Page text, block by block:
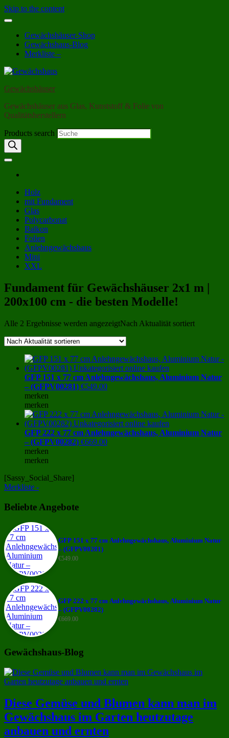
Skip to the content
Gewächshäuser-Shop
Gewächshaus-Blog
Merkliste –
Gewächshäuser
Gewächshäuser aus Glas, Kunststoff & Folie von
Qualitätsherstellern
Products search
Holz
mit Fundament
Glas
Polycarbonat
Balkon
Folien
Anlehngewächshaus
Mini
XXL
Fundament für Gewächshäuser 2x1 m |
200x100 cm - die besten Modelle!
Alle 2 Ergebnisse werden angezeigtNach Aktualität sortiert
GFP 151 x 77 cm Anlehngewächshaus, Aluminium Natur
– (GFPV00281) €549.00
merken
merken
GFP 222 x 77 cm Anlehngewächshaus, Aluminium Natur
– (GFPV00282) €669.00
merken
merken
[Sassy_Social_Share]
Merkliste -
Beliebte Angebote
GFP 151 x 77 cm Anlehngewächshaus, Aluminium Natur
– (GFPV00281)
€549.00
GFP 222 x 77 cm Anlehngewächshaus, Aluminium Natur
– (GFPV00282)
€669.00
Gewächshaus-Blog
Diese Gemüse und Blumen kann man im
Gewächshaus im Garten heutzutage
anbauen und ernten